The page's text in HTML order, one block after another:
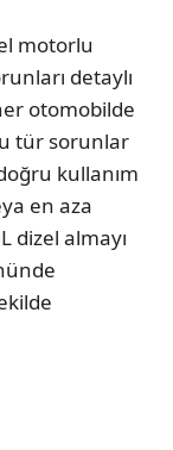
motorlu
detaylı
otomobilde
tür sorunlar
kullanım
en aza
dizel almayı